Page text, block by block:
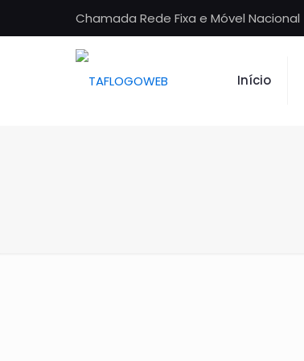
Chamada Rede Fixa e Móvel Nacional
Início